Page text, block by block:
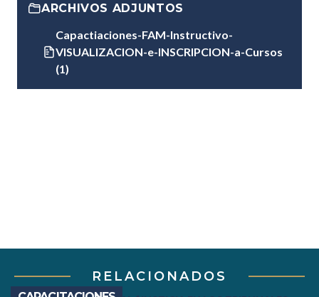
ARCHIVOS ADJUNTOS
Capactiaciones-FAM-Instructivo-
VISUALIZACION-e-INSCRIPCION-a-Cursos
(1)
RELACIONADOS